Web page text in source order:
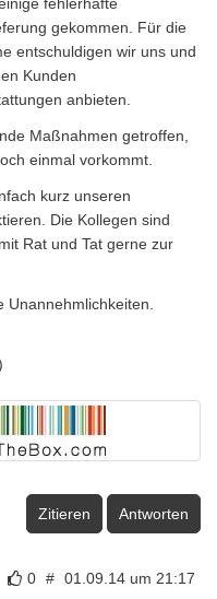
gekommen. Für die
entschuldigen wir uns und
Kunden
anbieten.
Maßnahmen getroffen,
einmal vorkommt.
kurz unseren
Die Kollegen sind
Rat und Tat gerne zur
Unannehmlichkeiten.
Zitieren Antworten
0 # 01.09.14 um 21:17